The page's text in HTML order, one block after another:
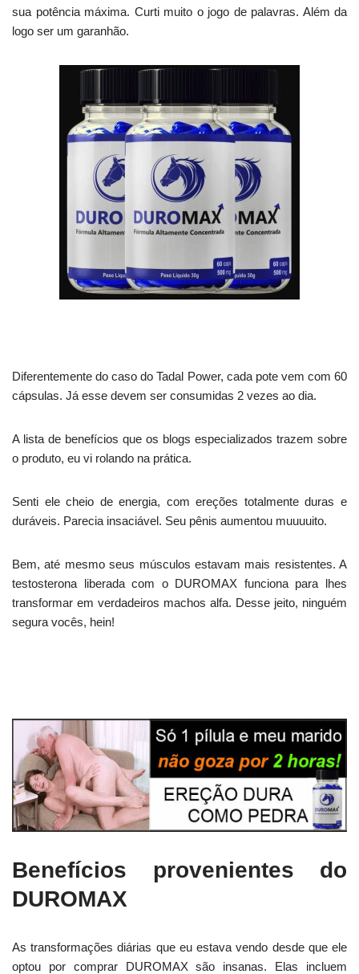
sua potência máxima. Curti muito o jogo de palavras. Além da
logo ser um garanhão.
Diferentemente do caso do Tadal Power, cada pote vem com 60
cápsulas. Já esse devem ser consumidas 2 vezes ao dia.
A lista de benefícios que os blogs especializados trazem sobre
o produto, eu vi rolando na prática.
Senti ele cheio de energia, com ereções totalmente duras e
duráveis. Parecia insaciável. Seu pênis aumentou muuuuito.
Bem, até mesmo seus músculos estavam mais resistentes. A
testosterona liberada com o DUROMAX funciona para lhes
transformar em verdadeiros machos alfa. Desse jeito, ninguém
segura vocês, hein!
Benefícios provenientes do
DUROMAX
As transformações diárias que eu estava vendo desde que ele
optou por comprar DUROMAX são insanas. Elas incluem